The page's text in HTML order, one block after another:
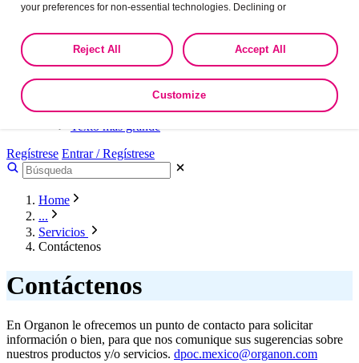
Cambiar de país
Accesibilidad
Menú principal
Accesibilidad
Texto más grande
Texto más grande
Regístrese Entrar / Regístrese
Home
...
Servicios
Contáctenos
Contáctenos
En Organon le ofrecemos un punto de contacto para solicitar
información o bien, para que nos comunique sus sugerencias sobre
nuestros productos y/o servicios. dpoc.mexico@organon.com
your preferences for non-essential technologies. Declining or
the collection, use, storage, and disclosure of your data in other contexts
as described in the terms of our
Privacy Policy Accept All
Reject All
Customize